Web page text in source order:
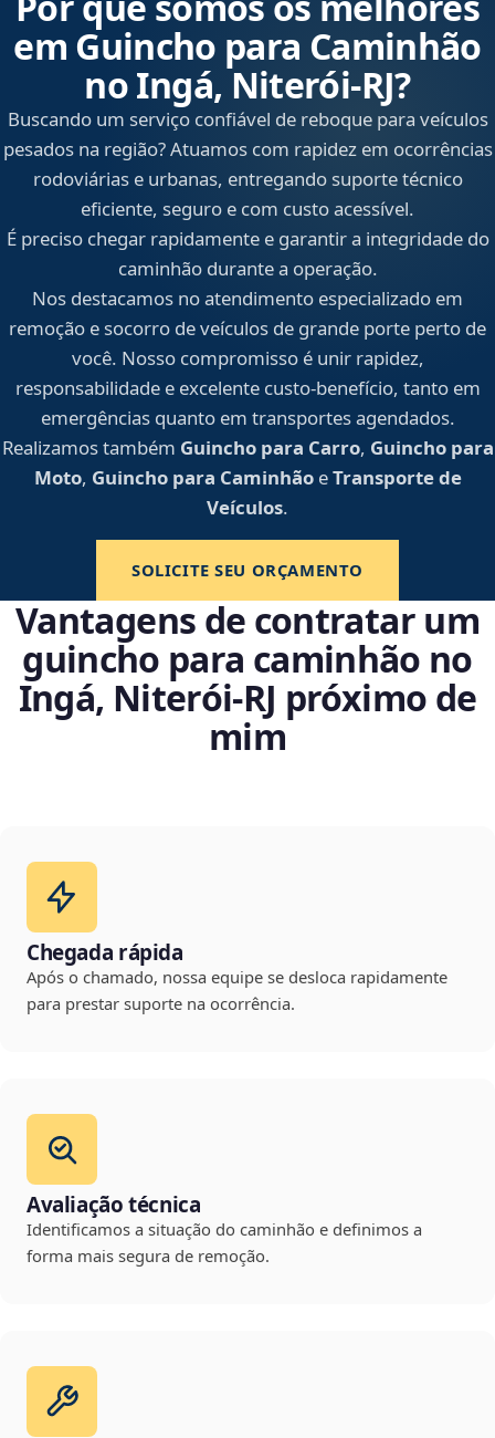
em Guincho para Caminhão
no Ingá, Niterói‑RJ?
Buscando um serviço confiável de reboque para veículos
pesados na região? Atuamos com rapidez em ocorrências
rodoviárias e urbanas, entregando suporte técnico
eficiente, seguro e com custo acessível.
É preciso chegar rapidamente e garantir a integridade do
caminhão durante a operação.
Nos destacamos no atendimento especializado em
remoção e socorro de veículos de grande porte perto de
você. Nosso compromisso é unir rapidez,
responsabilidade e excelente custo-benefício, tanto em
emergências quanto em transportes agendados.
Realizamos também Guincho para Carro, Guincho para
Moto, Guincho para CaminhãoeTransporte de
Veículos.
SOLICITE SEU ORÇAMENTO
Vantagens de contratar um
guincho para caminhão no
Ingá, Niterói‑RJ próximo de
mim
Chegada rápida
Após o chamado, nossa equipe se desloca rapidamente
para prestar suporte na ocorrência.
Avaliação técnica
Identificamos a situação do caminhão e definimos a
forma mais segura de remoção.